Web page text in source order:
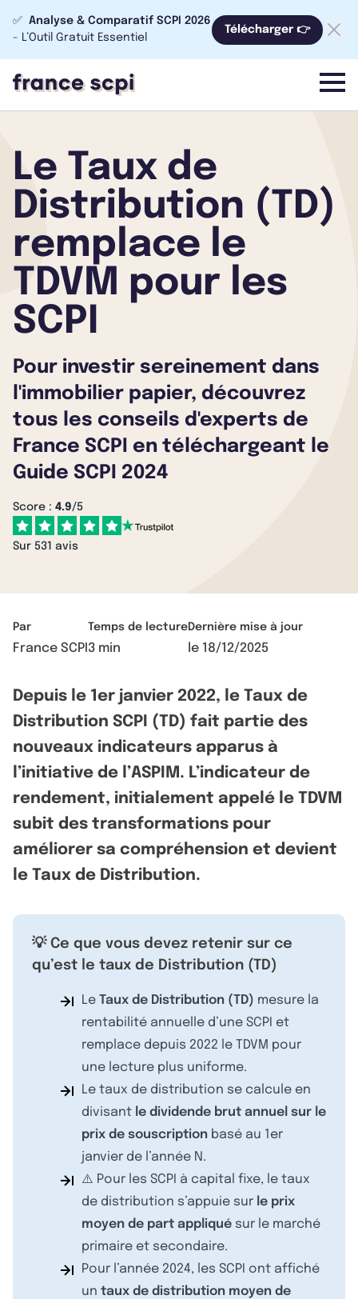
✅ Analyse & Comparatif SCPI 2026
- L’Outil Gratuit Essentiel
Télécharger 👉
menu
Le Taux de
Distribution (TD)
remplace le
TDVM pour les
SCPI
Pour investir sereinement dans
l'immobilier papier, découvrez
tous les conseils d'experts de
France SCPI en téléchargeant le
Guide SCPI 2024
Score : 4.9/5
Sur 531 avis
Par
France SCPI
Temps de lecture
3 min
Dernière mise à jour
le 18/12/2025
Depuis le 1er janvier 2022, le Taux de
Distribution SCPI (TD) fait partie des
nouveaux indicateurs apparus à
l’initiative de l’ASPIM. L’indicateur de
rendement, initialement appelé le TDVM
subit des transformations pour
améliorer sa compréhension et devient
le Taux de Distribution.
💡 Ce que vous devez retenir sur ce
qu’est le taux de Distribution (TD)
Le Taux de Distribution (TD) mesure la
rentabilité annuelle d’une SCPI et
remplace depuis 2022 le TDVM pour
une lecture plus uniforme.
Le taux de distribution se calcule en
divisant le dividende brut annuel sur le
prix de souscription basé au 1er
janvier de l’année N.
⚠️ Pour les SCPI à capital fixe, le taux
de distribution s’appuie sur le prix
moyen de part appliqué sur le marché
primaire et secondaire.
Pour l’année 2024, les SCPI ont affiché
un taux de distribution moyen de